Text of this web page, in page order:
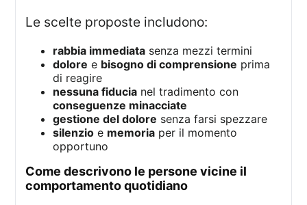
Le scelte proposte includono:
rabbia immediata senza mezzi termini
dolore e bisogno di comprensione prima
di reagire
nessuna fiducia nel tradimento con
conseguenze minacciate
gestione del dolore senza farsi spezzare
silenzio e memoria per il momento
opportuno
come descrivono le persone vicine il
comportamento quotidiano